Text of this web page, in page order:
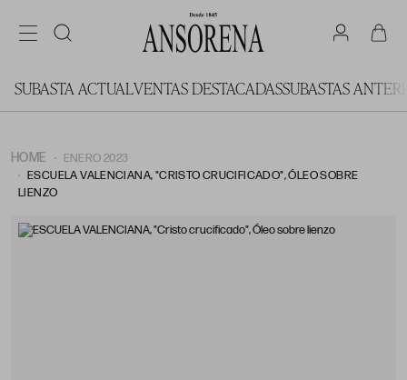
SUBASTA ACTUALVENTAS DESTACADASSUBASTAS
HOME
ENERO 2023
ESCUELA VALENCIANA, "CRISTO CRUCIFICADO", ÓLEO SOBRE
LIENZO